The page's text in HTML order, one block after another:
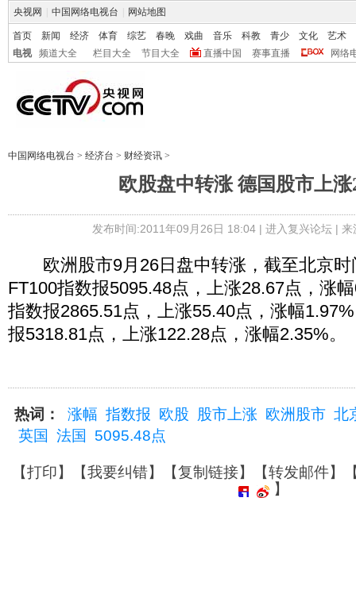
央视网 中国网络电视台 网站地图
首页 新闻 经济 体育 综艺 春晚 戏曲 音乐 科教 青少 文化
艺术
电视
频道大全 栏目大全 节目大全 直播中国 赛事直播 网络
中国网络电视台 > 经济台 > 财经资讯 >
欧股盘中转涨 德国股市上涨
发布时间:2011年09月26日 18:04 | 进入复兴论坛| 来
欧洲股市9月26日盘中转涨，截至北京时
FT100指数报5095.48点，上涨28.67点，涨
指数报2865.51点，上涨55.40点，涨幅
报5318.81点，上涨122.28点，涨幅2.35%。
热词： 涨幅 指数报 欧股 股市上涨 欧洲股市 北
英国
法国 5095.48点
【打印】【我要纠错】【复制链接】【转发邮件】
】